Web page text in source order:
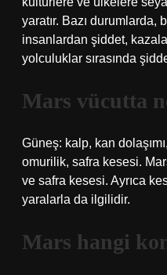
yaratır. Bazı durumlarda,
insanlardan şiddet,
yolculuklar sırasında
Mars vücutta
Güneş: kalp, kan
omurilik, safra kesesi.
ve safra kesesi. Ayrıca
yaralarla da ilgilidir.
Mars hangi